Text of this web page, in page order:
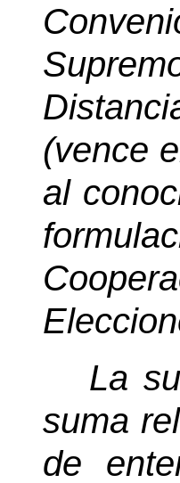
(vence
al
La
suma
de